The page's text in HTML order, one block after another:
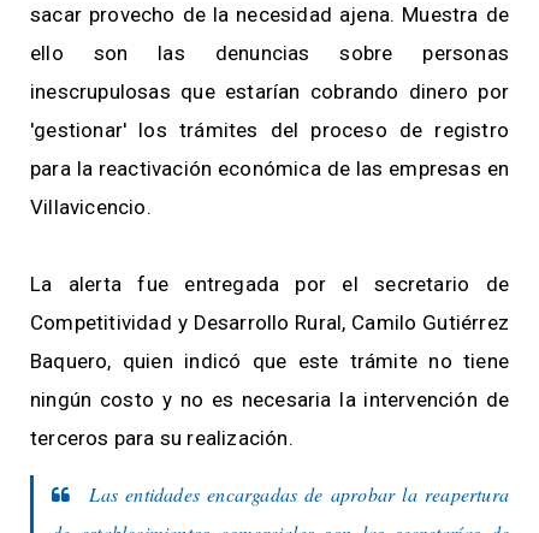
sacar provecho de la necesidad ajena. Muestra de
ello son las denuncias sobre personas
inescrupulosas que estarían cobrando dinero por
'gestionar' los trámites del proceso de registro
para la reactivación económica de las empresas en
Villavicencio.
La alerta fue entregada por el secretario de
Competitividad y Desarrollo Rural, Camilo Gutiérrez
Baquero, quien indicó que este trámite no tiene
ningún costo y no es necesaria la intervención de
terceros para su realización.
Las entidades encargadas de aprobar la reapertura